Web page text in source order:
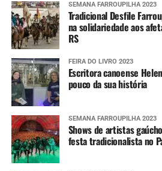
SEMANA FARROUPILHA 2023
Tradicional Desfile
na solidariedade aos
RS
FEIRA DO LIVRO 2023
Escritora canoense
pouco da sua história
SEMANA FARROUPILHA 2023
Shows de artistas
festa tradicionalista no